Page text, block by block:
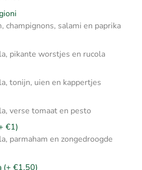
champignons, salami en paprika
pikante worstjes en rucola
tonijn, uien en kappertjes
verse tomaat en pesto
€1)
parmaham en zongedroogde
(+ €1,50)